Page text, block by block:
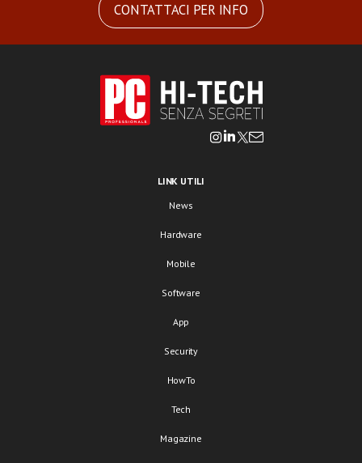
CONTATTACI PER INFO
LINK UTILI
News
Hardware
Mobile
Software
App
Security
HowTo
Tech
Magazine